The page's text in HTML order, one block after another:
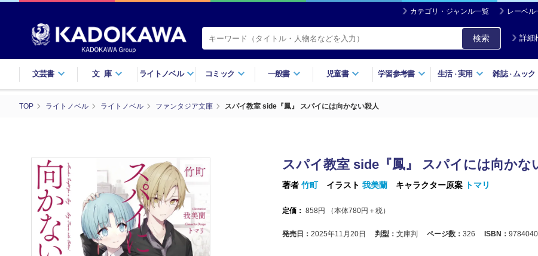
カテゴリ・ジャンル一覧 レーベル
検索 詳細
文芸書 文庫 ライトノベル コミック 一般書 児童書 学習参考書 生活・実用 雑誌・ ムック
TOP ライトノベル ライトノベル ファンタジア文庫 スパイ教室 side『鳳』 スパイには向かない殺人
スパイ教室 side『鳳』 スパイには向かな
著者 竹町 イラスト 我美蘭 キャラクター原案 トマリ
定価： 858円 （本体780円＋税）
発売日： 2025年11月20日 判型： 文庫判 ページ数： 326 ISBN：